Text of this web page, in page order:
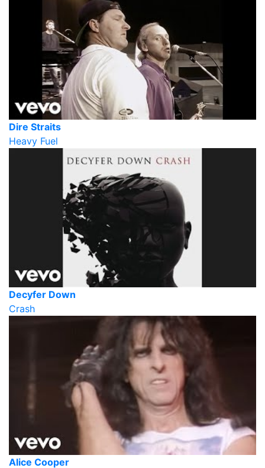
Dire Straits
Heavy Fuel
Decyfer Down
Crash
Alice Cooper